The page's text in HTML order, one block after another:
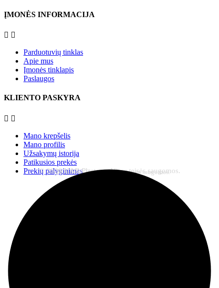
ĮMONĖS INFORMACIJA
 
Parduotuvių tinklas
Apie mus
Įmonės tinklapis
Paslaugos
KLIENTO PASKYRA
 
Mano krepšelis
Mano profilis
Užsakymų istorija
Patikusios prekės
Prekių palyginimas
© 2026 UAB Plastena. Visos teisės saugomos.
© 2026 UAB Plastena. Visos teisės saugomos.